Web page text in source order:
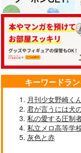
キーワードラ
月刊少女野崎く
君が言うには犬
私の愛する圧制
私立メロ高等学
灰色と赤